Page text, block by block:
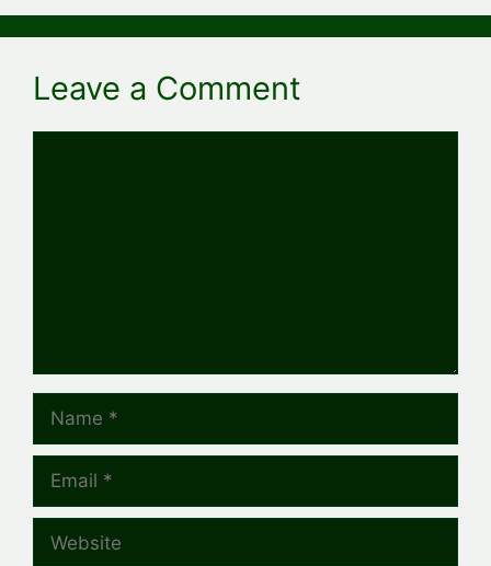
Leave a Comment
Name
Email
Website